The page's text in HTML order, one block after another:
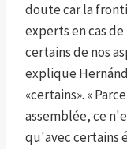
doute car la
experts en cas
certains de nos
explique
«certains». «
assemblée, ce
qu'avec certains